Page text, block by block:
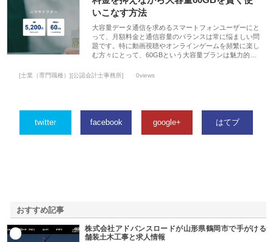
いこなす方法
大容量データ通信を求めるスマートフォンユーザーにと
って、月額料金と通信容量のバランスは常に悩ましい問
題です。特に動画視聴やオンラインゲームを頻繁に楽し
む方々にとって、60GBという大容量プランは魅力的…
[士業（専門職種）][公認会計士事務所] 0views
twitter facebook google+ はてブ
おすすめ記事
株式会社アドバンスロードが山形県鶴岡市で手がける
舗装土木工事と求人情報